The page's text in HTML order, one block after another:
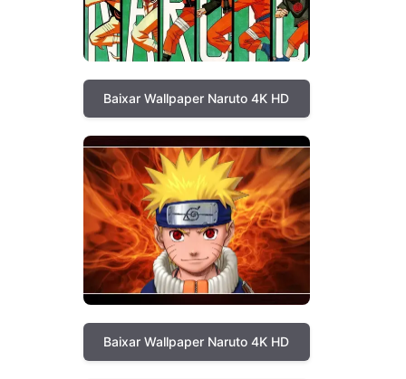
Baixar Wallpaper Naruto 4K HD
Baixar Wallpaper Naruto 4K HD